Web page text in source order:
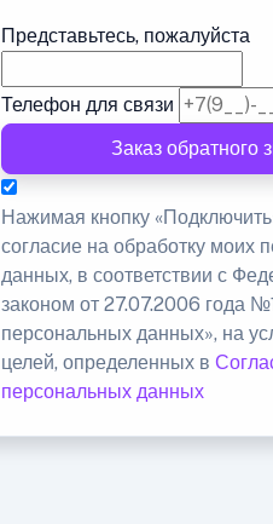
Представьтесь, пожалуйста
Телефон для связи
Заказ обратного
Нажимая кнопку
согласие на обработку моих
данных, в соответствии с
законом от 27.07.2006 года
персональных данных», на
целей, определенных в
персональных данных